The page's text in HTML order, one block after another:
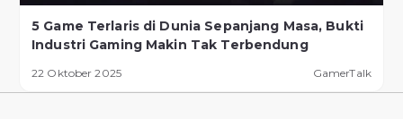
5 Game Terlaris di Dunia Sepanjang Masa, Bukti
Industri Gaming Makin Tak Terbendung
22 Oktober 2025 GamerTalk